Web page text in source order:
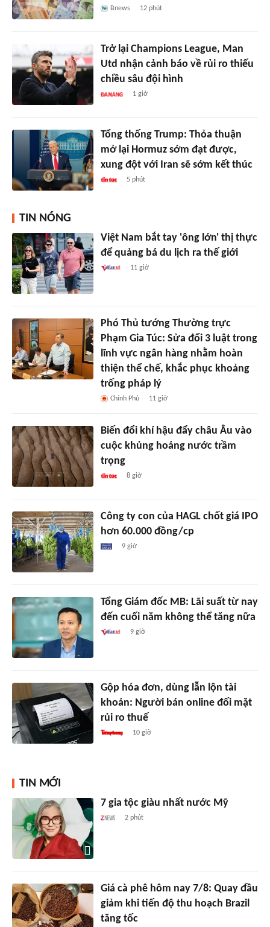
Bnews 12 phút
Trở lại Champions League, Man
Utd nhận cảnh báo về rủi ro thiếu
chiều sâu đội hình
1 giờ
Tổng thống Trump: Thỏa thuận
mở lại Hormuz sớm đạt được,
xung đột với Iran sẽ sớm kết thúc
5 phút
TIN NÓNG
Việt Nam bắt tay 'ông lớn' thị thực
để quảng bá du lịch ra thế giới
11 giờ
Phó Thủ tướng Thường trực
Phạm Gia Túc: Sửa đổi 3 luật trong
lĩnh vực ngân hàng nhằm hoàn
thiện thể chế, khắc phục khoảng
trống pháp lý
Chính Phủ 11 giờ
Biến đổi khí hậu đẩy châu Âu vào
cuộc khủng hoảng nước trầm
trọng
8 giờ
Công ty con của HAGL chốt giá IPO
hơn 60.000 đồng/cp
9 giờ
Tổng Giám đốc MB: Lãi suất từ nay
đến cuối năm không thể tăng nữa
9 giờ
Gộp hóa đơn, dùng lẫn lộn tài
khoản: Người bán online đối mặt
rủi ro thuế
10 giờ
TIN MỚI
7 gia tộc giàu nhất nước Mỹ
2 phút
Giá cà phê hôm nay 7/8: Quay đầu
giảm khi tiến độ thu hoạch Brazil
tăng tốc